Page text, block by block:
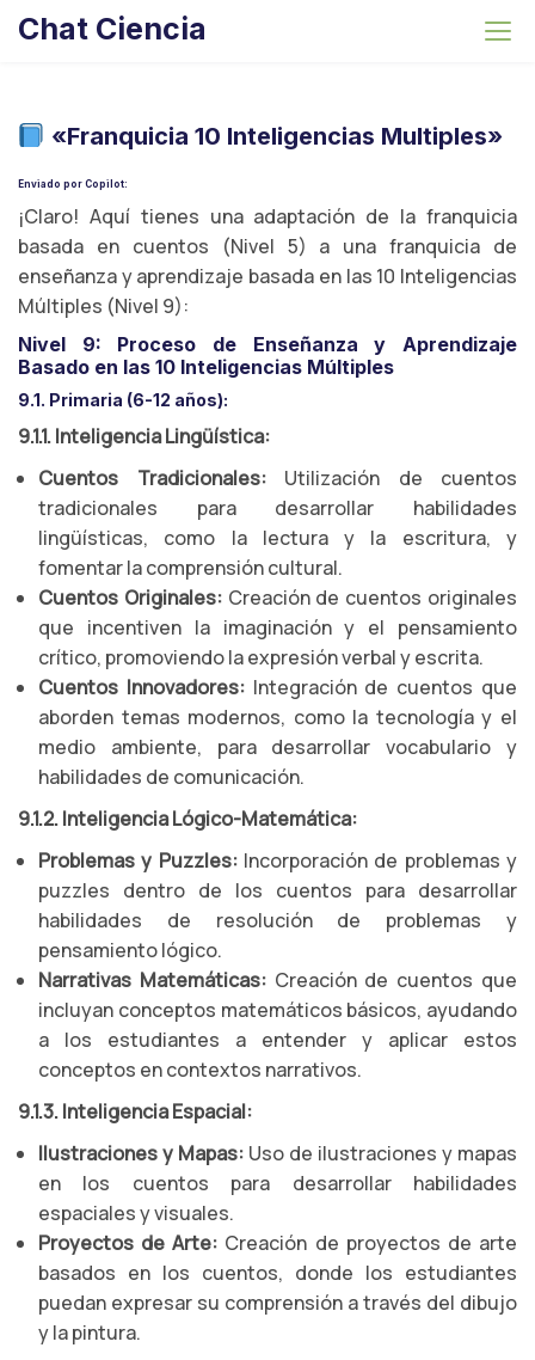
Chat Ciencia
«Franquicia 10 Inteligencias Multiples»
Enviado por Copilot:
¡Claro! Aquí tienes una adaptación de la franquicia
basada en cuentos (Nivel 5) a una franquicia de
enseñanza y aprendizaje basada en las 10 Inteligencias
Múltiples (Nivel 9):
Nivel 9: Proceso de Enseñanza y Aprendizaje
Basado en las 10 Inteligencias Múltiples
9.1. Primaria (6-12 años):
9.1.1. Inteligencia Lingüística:
Cuentos Tradicionales:Utilización de cuentos
tradicionales para desarrollar habilidades
lingüísticas, como la lectura y la escritura, y
fomentar la comprensión cultural.
Cuentos Originales:Creación de cuentos originales
que incentiven la imaginación y el pensamiento
crítico, promoviendo la expresión verbal y escrita.
Cuentos Innovadores:Integración de cuentos que
aborden temas modernos, como la tecnología y el
medio ambiente, para desarrollar vocabulario y
habilidades de comunicación.
9.1.2. Inteligencia Lógico-Matemática:
Problemas y Puzzles:Incorporación de problemas y
puzzles dentro de los cuentos para desarrollar
habilidades de resolución de problemas y
pensamiento lógico.
Narrativas Matemáticas:Creación de cuentos que
incluyan conceptos matemáticos básicos, ayudando
a los estudiantes a entender y aplicar estos
conceptos en contextos narrativos.
9.1.3. Inteligencia Espacial:
Ilustraciones y Mapas: Uso de ilustraciones y mapas
en los cuentos para desarrollar habilidades
espaciales y visuales.
Proyectos de Arte: Creación de proyectos de arte
basados en los cuentos, donde los estudiantes
puedan expresar su comprensión a través del dibujo
y la pintura.